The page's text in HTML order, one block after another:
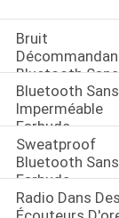
Bruit
Bluetooth
Earbuds
Bluetooth
Imperméable
Earbuds
Sweatproof
Bluetooth
Earbuds
Radio Dans Des